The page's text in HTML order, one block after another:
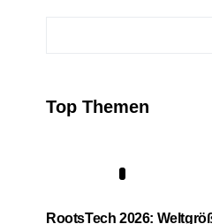
Top Themen
RootsTech 2026: